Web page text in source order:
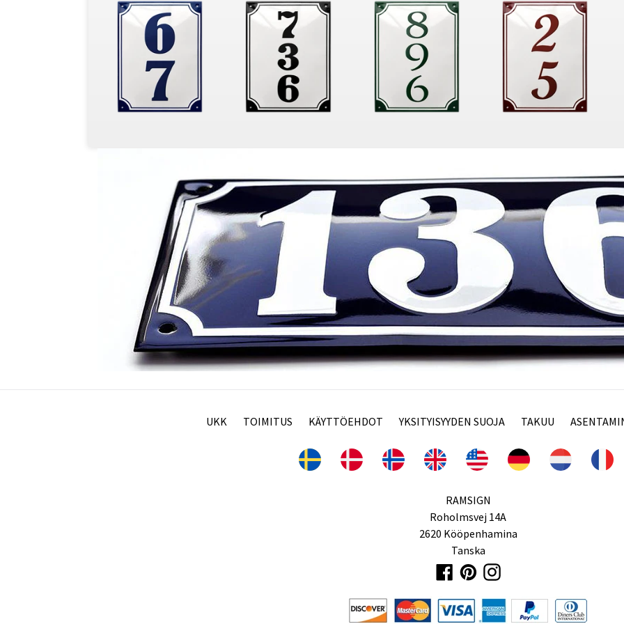
UKK TOIMITUS KÄYTTÖEHDOT YKSITYISYYDEN SUOJA TAKUU
RAMSIGN
Roholmsvej 14A
2620 Kööpenhamina
Tanska
Facebook
PinterestInstagram